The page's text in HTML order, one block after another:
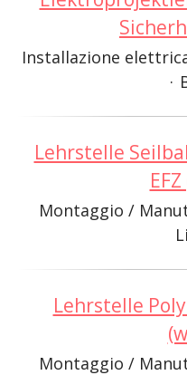
Installazione
·
Lehrstelle
Montaggio /
Lehrstelle
Montaggio /